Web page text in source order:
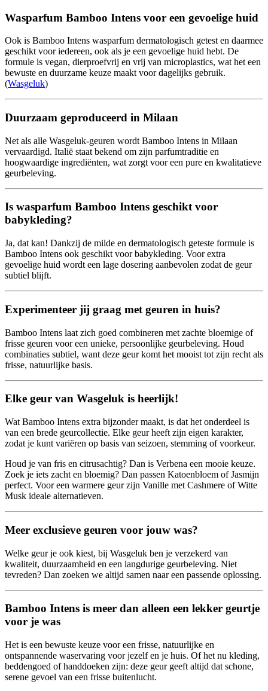
Wasparfum Bamboo Intens voor een gevoelige huid
Ook is Bamboo Intens wasparfum dermatologisch getest en daarmee
geschikt voor iedereen, ook als je een gevoelige huid hebt. De
formule is vegan, dierproefvrij en vrij van microplastics, wat het een
bewuste en duurzame keuze maakt voor dagelijks gebruik.
(Wasgeluk)
Duurzaam geproduceerd in Milaan
Net als alle Wasgeluk-geuren wordt Bamboo Intens in Milaan
vervaardigd. Italië staat bekend om zijn parfumtraditie en
hoogwaardige ingrediënten, wat zorgt voor een pure en kwalitatieve
geurbeleving.
Is wasparfum Bamboo Intens geschikt voor
babykleding?
Ja, dat kan! Dankzij de milde en dermatologisch geteste formule is
Bamboo Intens ook geschikt voor babykleding. Voor extra
gevoelige huid wordt een lage dosering aanbevolen zodat de geur
subtiel blijft.
Experimenteer jij graag met geuren in huis?
Bamboo Intens laat zich goed combineren met zachte bloemige of
frisse geuren voor een unieke, persoonlijke geurbeleving. Houd
combinaties subtiel, want deze geur komt het mooist tot zijn recht als
frisse, natuurlijke basis.
Elke geur van Wasgeluk is heerlijk!
Wat Bamboo Intens extra bijzonder maakt, is dat het onderdeel is
van een brede geurcollectie. Elke geur heeft zijn eigen karakter,
zodat je kunt variëren op basis van seizoen, stemming of voorkeur.
Houd je van fris en citrusachtig? Dan is Verbena een mooie keuze.
Zoek je iets zacht en bloemig? Dan passen Katoenbloem of Jasmijn
perfect. Voor een warmere geur zijn Vanille met Cashmere of Witte
Musk ideale alternatieven.
Meer exclusieve geuren voor jouw was?
Welke geur je ook kiest, bij Wasgeluk ben je verzekerd van
kwaliteit, duurzaamheid en een langdurige geurbeleving. Niet
tevreden? Dan zoeken we altijd samen naar een passende oplossing.
Bamboo Intens is meer dan alleen een lekker geurtje
voor je was
Het is een bewuste keuze voor een frisse, natuurlijke en
ontspannende waservaring voor jezelf en je huis. Of het nu kleding,
beddengoed of handdoeken zijn: deze geur geeft altijd dat schone,
serene gevoel van een frisse buitenlucht.